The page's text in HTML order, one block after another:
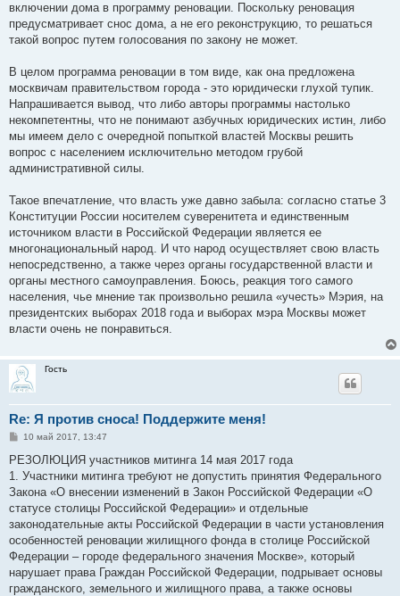
включении дома в программу реновации. Поскольку реновация
предусматривает снос дома, а не его реконструкцию, то решаться
такой вопрос путем голосования по закону не может.
В целом программа реновации в том виде, как она предложена
москвичам правительством города - это юридически глухой тупик.
Напрашивается вывод, что либо авторы программы настолько
некомпетентны, что не понимают азбучных юридических истин, либо
мы имеем дело с очередной попыткой властей Москвы решить
вопрос с населением исключительно методом грубой
административной силы.
Такое впечатление, что власть уже давно забыла: согласно статье 3
Конституции России носителем суверенитета и единственным
источником власти в Российской Федерации является ее
многонациональный народ. И что народ осуществляет свою власть
непосредственно, а также через органы государственной власти и
органы местного самоуправления. Боюсь, реакция того самого
населения, чье мнение так произвольно решила «учесть» Мэрия, на
президентских выборах 2018 года и выборах мэра Москвы может
власти очень не понравиться.
Гость
Re: Я против сноса! Поддержите меня!
С
о
щ
е
и
е
10 май 2017, 13:47
РЕЗОЛЮЦИЯ участников митинга 14 мая 2017 года
1. Участники митинга требуют не допустить принятия Федерального
Закона «О внесении изменений в Закон Российской Федерации «О
статусе столицы Российской Федерации» и отдельные
законодательные акты Российской Федерации в части установления
особенностей реновации жилищного фонда в столице Российской
Федерации – городе федерального значения Москве», который
нарушает права Граждан Российской Федерации, подрывает основы
гражданского, земельного и жилищного права, а также основы